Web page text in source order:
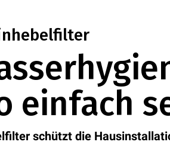
einfach
schützt die